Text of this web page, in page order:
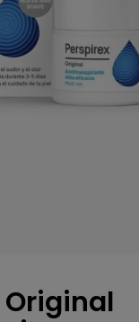
Original